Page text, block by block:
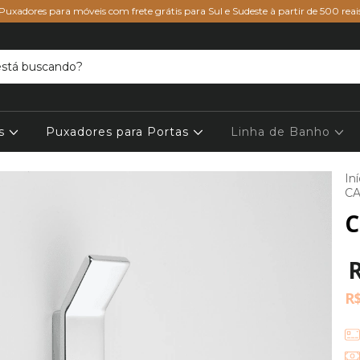
Puxadores para móveis com frete grátis para Sul e Sudeste à partir de 500
Puxadores para Portas Linha de Banho